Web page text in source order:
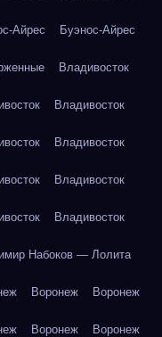
Айрес Буэнос-Айрес
Владивосток
Владивосток
Владивосток
Владивосток
Владивосток
Набоков — Лолита
Воронеж Воронеж
Воронеж Воронеж